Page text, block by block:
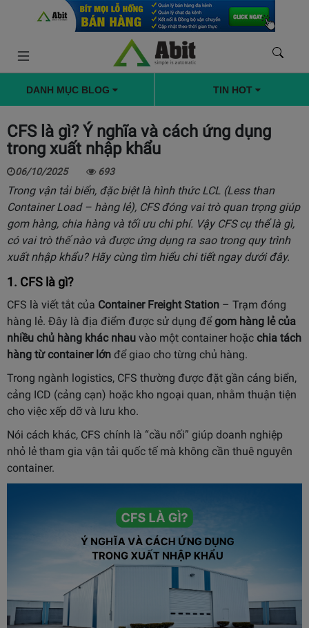
DANH MỤC BLOG TIN HOT
CFS là gì? Ý nghĩa và cách ứng dụng
trong xuất nhập khẩu
06/10/2025 693
Trong vận tải biển, đặc biệt là hình thức LCL (Less than
Container Load – hàng lẻ), CFS đóng vai trò quan trọng giúp
gom hàng, chia hàng và tối ưu chi phí. Vậy CFS cụ thể là gì,
có vai trò thế nào và được ứng dụng ra sao trong quy trình
xuất nhập khẩu? Hãy cùng tìm hiểu chi tiết ngay dưới đây.
1. CFS là gì?
CFS là viết tắt của Container Freight Station – Trạm đóng
hàng lẻ. Đây là địa điểm được sử dụng đểgom hàng lẻ của
nhiều chủ hàng khác nhau vào một container hoặc chia tách
hàng từ container lớn để giao cho từng chủ hàng.
Trong ngành logistics, CFS thường được đặt gần cảng biển,
cảng ICD (cảng cạn) hoặc kho ngoại quan, nhằm thuận tiện
cho việc xếp dỡ và lưu kho.
Nói cách khác, CFS chính là “cầu nối” giúp doanh nghiệp
nhỏ lẻ tham gia vận tải quốc tế mà không cần thuê nguyên
container.